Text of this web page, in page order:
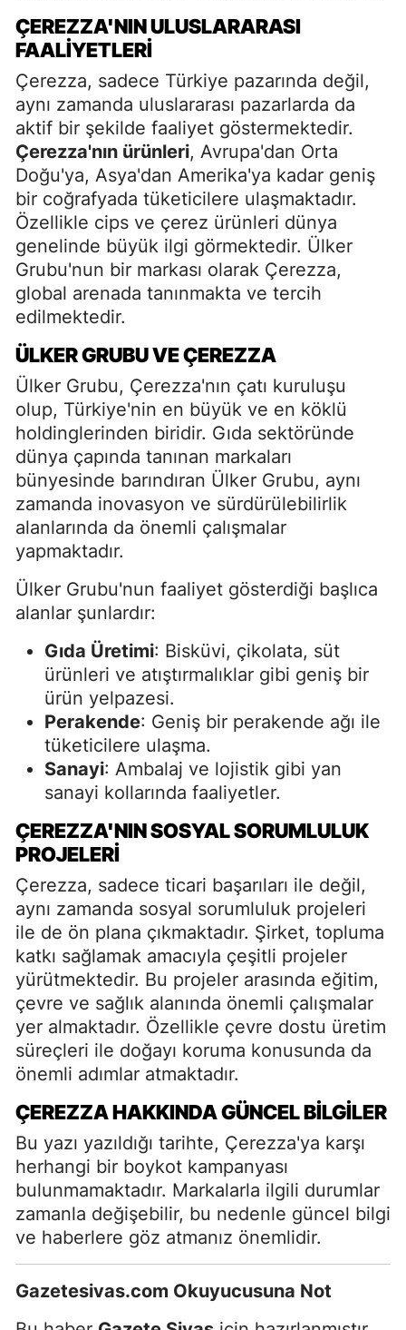
ÇEREZZA'NIN ULUSLARARASI
FAALIYETLERI
Çerezza, sadece Türkiye pazarında değil,
aynı zamanda uluslararası pazarlarda da
aktif bir şekilde faaliyet göstermektedir.
Çerezza'nın ürünleri, Avrupa'dan Orta
Doğu'ya, Asya'dan Amerika'ya kadar geniş
bir coğrafyada tüketicilere ulaşmaktadır.
Özellikle cips ve çerez ürünleri dünya
genelinde büyük ilgi görmektedir. Ülker
Grubu'nun bir markası olarak Çerezza,
global arenada tanınmakta ve tercih
edilmektedir.
ÜLKER GRUBU VE ÇEREZZA
Ülker Grubu, Çerezza'nın çatı kuruluşu
olup, Türkiye'nin en büyük ve en köklü
holdinglerinden biridir. Gıda sektöründe
dünya çapında tanınan markaları
bünyesinde barındıran Ülker Grubu, aynı
zamanda inovasyon ve sürdürülebilirlik
alanlarında da önemli çalışmalar
yapmaktadır.
Ülker Grubu'nun faaliyet gösterdiği başlıca
alanlar şunlardır:
Gıda Üretimi: Bisküvi, çikolata, süt
ürünleri ve atıştırmalıklar gibi geniş bir
ürün yelpazesi.
Perakende: Geniş bir perakende ağı ile
tüketicilere ulaşma.
Sanayi: Ambalaj ve lojistik gibi yan
sanayi kollarında faaliyetler.
ÇEREZZA'NIN SOSYAL SORUMLULUK
PROJELERI
Çerezza, sadece ticari başarıları ile değil,
aynı zamanda sosyal sorumluluk projeleri
ile de ön plana çıkmaktadır. Şirket, topluma
katkı sağlamak amacıyla çeşitli projeler
yürütmektedir. Bu projeler arasında eğitim,
çevre ve sağlık alanında önemli çalışmalar
yer almaktadır. Özellikle çevre dostu üretim
süreçleri ile doğayı koruma konusunda da
önemli adımlar atmaktadır.
ÇEREZZA HAKKINDA GÜNCEL BILGILER
Bu yazı yazıldığı tarihte, Çerezza'ya karşı
herhangi bir boykot kampanyası
bulunmamaktadır. Markalarla ilgili durumlar
zamanla değişebilir, bu nedenle güncel bilgi
ve haberlere göz atmanız önemlidir.
Gazetesivas.com Okuyucusuna Not